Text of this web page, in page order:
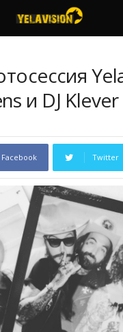
и DJ Klever
Facebook Twitter